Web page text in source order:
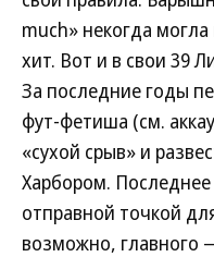
much» некогда
хит. Вот и в свои 39
За последние годы
фут-фетиша (см.
«сухой срыв» и
Харбором.
отправной точкой
возможно, главного